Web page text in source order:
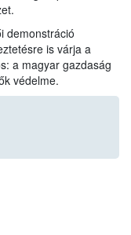
demonstráció
is várja a
a magyar gazdaság
védelme.